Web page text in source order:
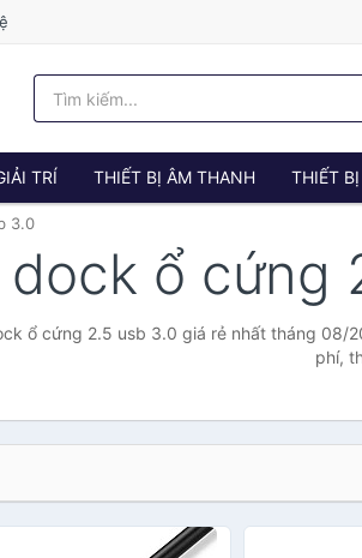
TRÍ THIẾT BỊ ÂM THANH THIẾT
3.0
dock ổ cứng
ổ cứng 2.5 usb 3.0 giá rẻ nhất tháng 08/
phí,